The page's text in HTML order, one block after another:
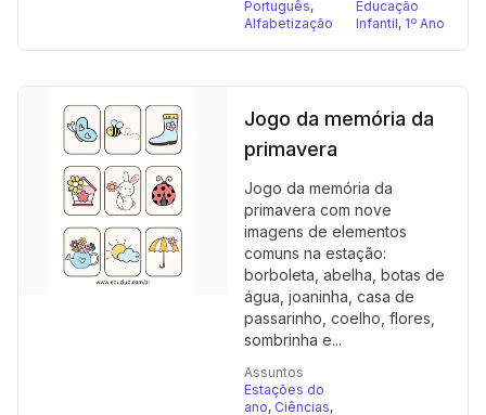
Português,
Alfabetização
Educação
Infantil, 1º Ano
Jogo da memória da
primavera
Jogo da memória da
primavera com nove
imagens de elementos
comuns na estação:
borboleta, abelha, botas de
água, joaninha, casa de
passarinho, coelho, flores,
sombrinha e...
Assuntos
Estações do
ano, Ciências,